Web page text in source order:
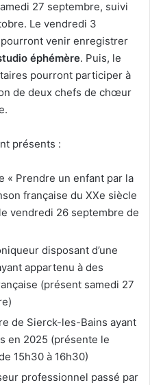
27 septembre, suivi
Le vendredi 3
venir enregistrer
éphémère. Puis, le
pourront participer à
de deux chefs de chœur
présents :
« Prendre un enfant par la
française du XXe siècle
vendredi 26 septembre de
disposant d’une
appartenu à des
(présent samedi 27
de Sierck-les-Bains ayant
en 2025 (présente le
15h30 à 16h30)
professionnel passé par